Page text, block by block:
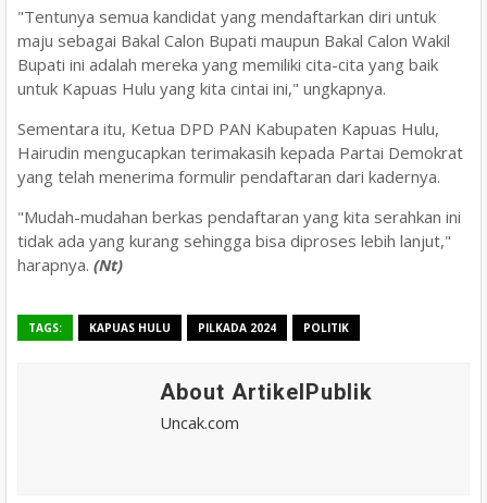
"Tentunya semua kandidat yang mendaftarkan diri untuk
maju sebagai Bakal Calon Bupati maupun Bakal Calon Wakil
Bupati ini adalah mereka yang memiliki cita-cita yang baik
untuk Kapuas Hulu yang kita cintai ini," ungkapnya.
Sementara itu, Ketua DPD PAN Kabupaten Kapuas Hulu,
Hairudin mengucapkan terimakasih kepada Partai Demokrat
yang telah menerima formulir pendaftaran dari kadernya.
"Mudah-mudahan berkas pendaftaran yang kita serahkan ini
tidak ada yang kurang sehingga bisa diproses lebih lanjut,"
harapnya. (Nt)
TAGS: KAPUAS HULU PILKADA 2024 POLITIK
About ArtikelPublik
Uncak.com